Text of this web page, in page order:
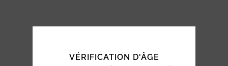
VÉRIFICATION D'ÂGE